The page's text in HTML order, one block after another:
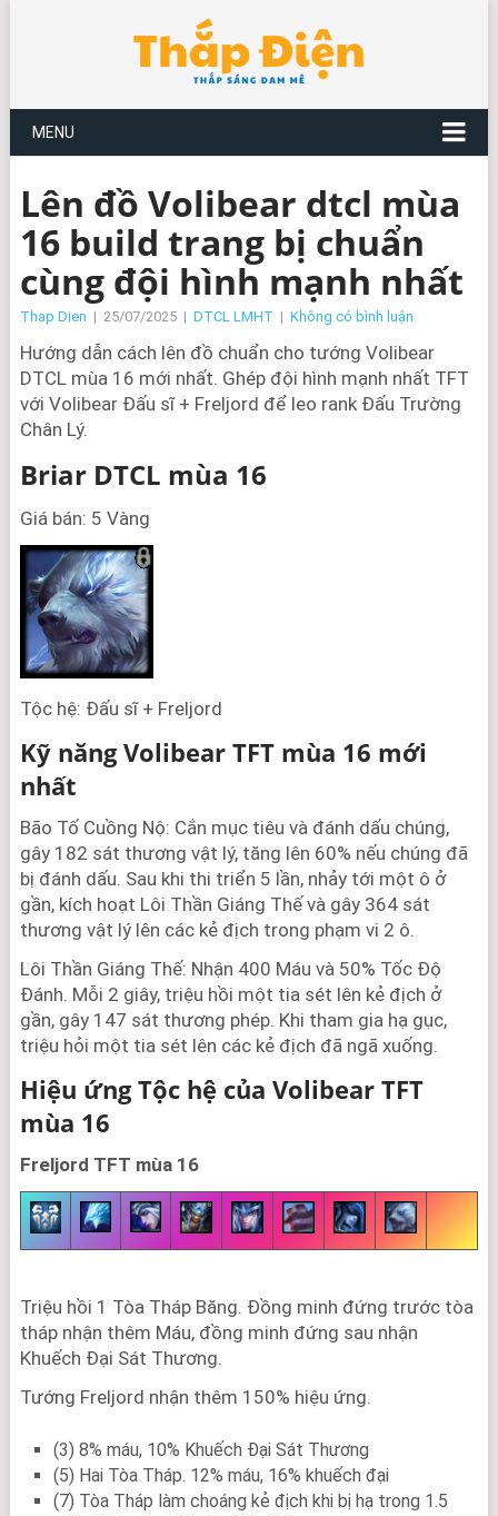
MENU
Lên đồ Volibear dtcl mùa
16 build trang bị chuẩn
cùng đội hình mạnh nhất
Thap Dien | 25/07/2025 | DTCL LMHT | Không có bình luận
Hướng dẫn cách lên đồ chuẩn cho tướng Volibear
DTCL mùa 16 mới nhất. Ghép đội hình mạnh nhất TFT
với Volibear Đấu sĩ + Freljord để leo rank Đấu Trường
Chân Lý.
Briar DTCL mùa 16
Giá bán: 5 Vàng
Tộc hệ: Đấu sĩ + Freljord
Kỹ năng Volibear TFT mùa 16 mới
nhất
Bão Tố Cuồng Nộ: Cắn mục tiêu và đánh dấu chúng,
gây 182 sát thương vật lý, tăng lên 60% nếu chúng đã
bị đánh dấu. Sau khi thi triển 5 lần, nhảy tới một ô ở
gần, kích hoạt Lôi Thần Giáng Thế và gây 364 sát
thương vật lý lên các kẻ địch trong phạm vi 2 ô.
Lôi Thần Giáng Thế: Nhận 400 Máu và 50% Tốc Độ
Đánh. Mỗi 2 giây, triệu hồi một tia sét lên kẻ địch ở
gần, gây 147 sát thương phép. Khi tham gia hạ gục,
triệu hỏi một tia sét lên các kẻ địch đã ngã xuống.
Hiệu ứng Tộc hệ của Volibear TFT
mùa 16
Freljord TFT mùa 16
Triệu hồi 1 Tòa Tháp Băng. Đồng minh đứng trước tòa
tháp nhận thêm Máu, đồng minh đứng sau nhận
Khuếch Đại Sát Thương.
Tướng Freljord nhận thêm 150% hiệu ứng.
(3) 8% máu, 10% Khuếch Đại Sát Thương
(5) Hai Tòa Tháp. 12% máu, 16% khuếch đại
(7) Tòa Tháp làm choáng kẻ địch khi bị hạ trong 1.5